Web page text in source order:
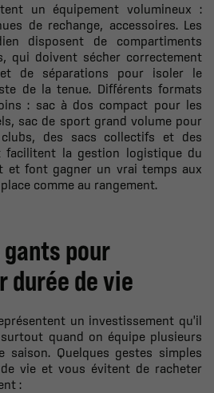
un équipement volumineux :
de rechange, accessoires. Les
disposent de compartiments
qui doivent sécher correctement
de séparations pour isoler le
de la tenue. Différents formats
: sac à dos compact pour les
sac de sport grand volume pour
des sacs collectifs et des
facilitent la gestion logistique du
et font gagner un vrai temps aux
comme au rangement.
pour
durée de vie
un investissement qu'il
quand on équipe plusieurs
saison. Quelques gestes simples
vie et vous évitent de racheter
: